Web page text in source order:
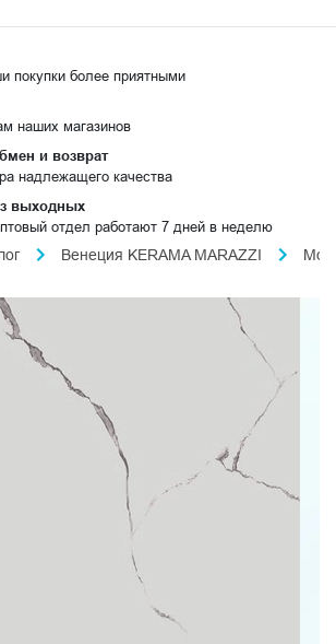
покупки более приятными
наших магазинов
и возврат
надлежащего качества
выходных
отдел работают 7 дней в неделю
Венеция KERAMA MARAZZI